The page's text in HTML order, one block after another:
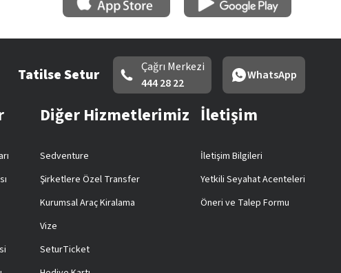
Tatilse Setur
Çağrı Merkezi
444 28 22
WhatsApp
Diğer Hizmetlerimiz
Sedventure
Şirketlere Özel Transfer
Kurumsal Araç Kiralama
Vize
SeturTicket
İletişim
İletişim Bilgileri
Yetkili Seyahat Acenteleri
Öneri ve Talep Formu